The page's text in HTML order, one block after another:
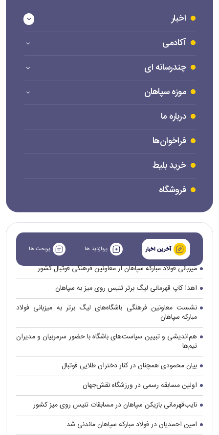
اخبار
آکادمی
چندرسانه ای
موزه سپاهان
درباره ما
فراخوان‌ها
خرید بلیط
فروشگاه
آخرین اخبار پربازدید ها پربحث ها
میزبانی فولاد مبارکه سپاهان از معاونین فرهنگی فوتبال کشور
اهدا کاپ قهرمانی لیگ برتر تنیس روی میز به سپاهان
نشست معاونین فرهنگی باشگاه‌های لیگ برتر به میزبانی فولاد
مبارکه سپاهان
هم‌اندیشی و تبیین سیاست‌های باشگاه با حضور سرمربیان و مدیران
تیم‌ها
بیان محمودی همچنان در کنار دختران طلایی فوتبال
اولین مسابقه رسمی در ورزشگاه نقش‌جهان
نایب‌قهرمانی بازیکن سپاهان در مسابقات تنیس روی میز کشور
امین احمدیان در فولاد مبارکه سپاهان ماندنی شد